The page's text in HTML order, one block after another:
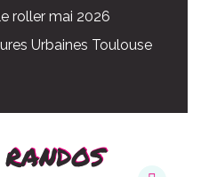
roller mai 2026
Urbaines Toulouse